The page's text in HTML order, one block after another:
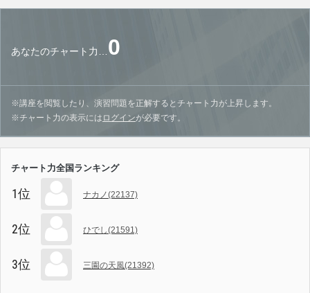
あなたのチャート力… 0
※講座を閲覧したり、演習問題を正解するとチャート力が上昇します。
※チャート力の表示には ログインが必要です。
チャート力全国ランキング
1位 ナカノ(22137)
2位 ひでし(21591)
3位 三園の天風(21392)